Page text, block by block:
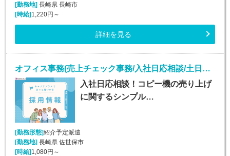
[勤務地]長崎県 長崎市
[時給]1,220円～
詳細を見る
オフィス事務(売上チェック事務/入社日応相談/土日祝休み)
入社日応相談！コピー機の売り上げ
に関するシンプル…
[勤務形態]紹介予定派遣
[勤務地]長崎県 佐世保市
[時給]1,080円～